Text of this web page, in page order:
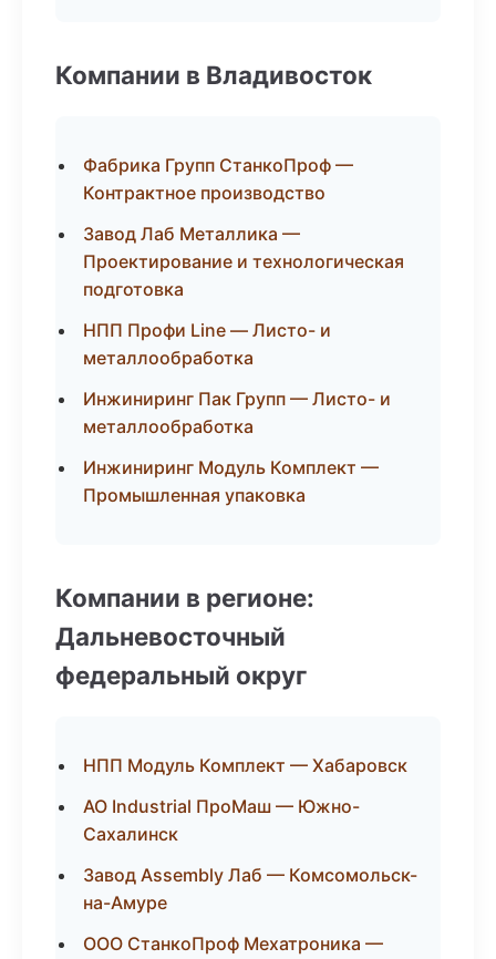
Компании в Владивосток
Фабрика Групп СтанкоПроф —
Контрактное производство
Завод Лаб Металлика —
Проектирование и технологическая
подготовка
НПП Профи Line — Листо- и
металлообработка
Инжиниринг Пак Групп — Листо- и
металлообработка
Инжиниринг Модуль Комплект —
Промышленная упаковка
Компании в регионе:
Дальневосточный
федеральный округ
НПП Модуль Комплект — Хабаровск
АО Industrial ПроМаш — Южно-
Сахалинск
Завод Assembly Лаб — Комсомольск-
на-Амуре
ООО СтанкоПроф Мехатроника —